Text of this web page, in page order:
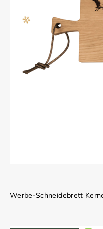
Werbe-Schneidebrett